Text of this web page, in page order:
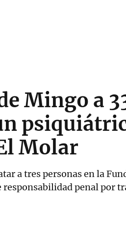
Mingo a
Molar
a tres personas en la
penal por